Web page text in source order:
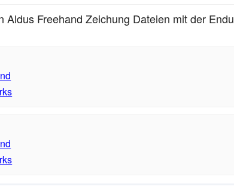
Aldus Freehand Zeichung Dateien mit der